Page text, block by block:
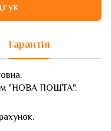
Гарантія
"НОВА ПОШТА".